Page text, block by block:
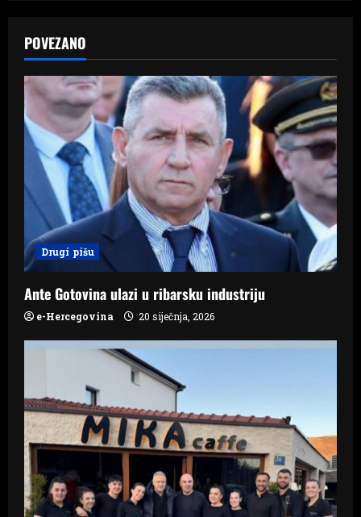
a
v
i
g
t
i
o
n
POVEZANO
Drugi pišu
Ante Gotovina ulazi u ribarsku industriju
e-Hercegovina 20 siječnja, 2026